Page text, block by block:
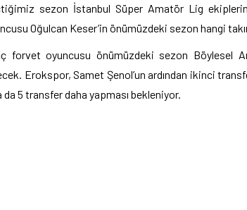
sezon İstanbul Süper Amatör Lig
Oğulcan Keser’in önümüzdeki sezon hangi
forvet oyuncusu önümüzdeki sezon Böylesel
Erokspor, Samet Şenol’un ardından ikinci
da 5 transfer daha yapması bekleniyor.